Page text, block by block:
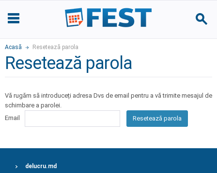
Acasă Resetează parola
Resetează parola
Vă rugăm să introduceți adresa Dvs de email pentru a vă trimite mesajul de
schimbare a parolei.
Email
Resetează parola
delucru.md